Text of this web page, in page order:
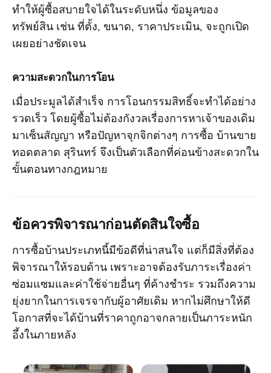
ทำให้ผู้ซื้อสบายใจได้ในระดับหนึ่ง ข้อมูลของ
ทรัพย์สิน เช่น ที่ตั้ง, ขนาด, ราคาประเมิน, จะถูกเปิด
เผยอย่างชัดเจน
ความสะดวกในการโอน
เมื่อประมูลได้สำเร็จ การโอนกรรมสิทธิ์จะทำได้อย่าง
รวดเร็ว โดยผู้ซื้อไม่ต้องกังวลเรื่องการหาเจ้าของเดิม
มาเซ็นสัญญา หรือปัญหาจุกจิกต่างๆ การซื้อ บ้านขาย
ทอดตลาด สุรินทร์ จึงเป็นตัวเลือกที่ค่อนข้างสะดวกใน
ขั้นตอนทางกฎหมาย
ข้อควรพิจารณาก่อนตัดสินใจซื้อ
การซื้อบ้านประเภทนี้มีข้อดีที่น่าสนใจ แต่ก็มีสิ่งที่ต้อง
พิจารณาให้รอบด้าน เพราะอาจต้องรับภาระเรื่องค่า
ซ่อมแซมและค่าใช้จ่ายอื่นๆ ที่ค้างชำระ รวมถึงความ
ยุ่งยากในการเจรจากับผู้อาศัยเดิม หากไม่ศึกษาให้ดี
โอกาสที่จะได้บ้านที่ราคาถูกอาจกลายเป็นภาระหนัก
อึ้งในภายหลัง